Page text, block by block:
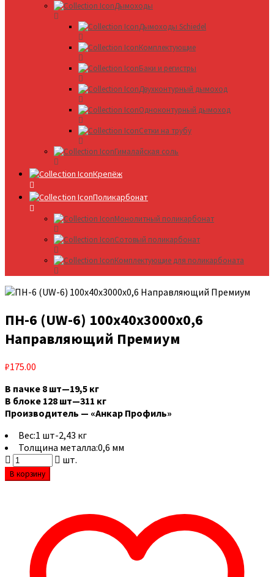
Дымоходы
Дымоходы Schiedel
Комплектующие
Баки и регистры
Двухконтурный дымоход
Одноконтурный дымоход
Сетки на трубу
Гималайская соль
Крепёж
Поликарбонат
Монолитный поликарбонат
Сотовый поликарбонат
Комплектующие для поликарбоната
ПН-6 (UW-6) 100x40x3000х0,6
Направляющий Премиум
₽175.00
В пачке 8 шт—19,5 кг
В блоке 128 шт—311 кг
Производитель — «Анкар Профиль»
Вес:1 шт-2,43 кг
Толщина металла:0,6 мм
шт.
В корзину